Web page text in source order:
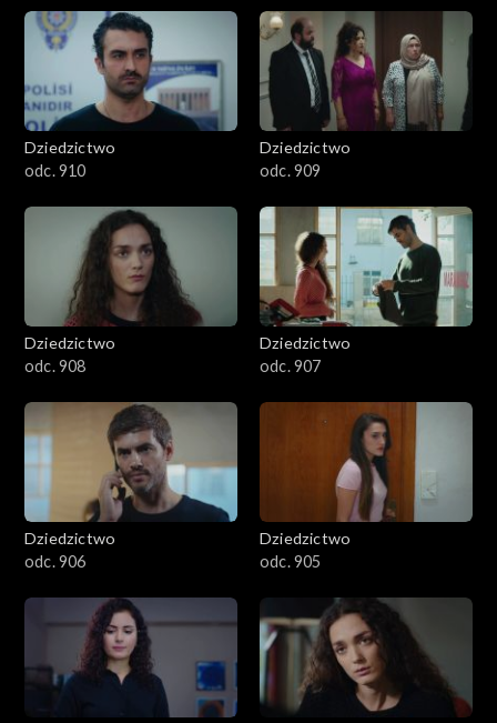
Dziedzictwo
odc. 910
Dziedzictwo
odc. 909
Dziedzictwo
odc. 908
Dziedzictwo
odc. 907
Dziedzictwo
odc. 906
Dziedzictwo
odc. 905